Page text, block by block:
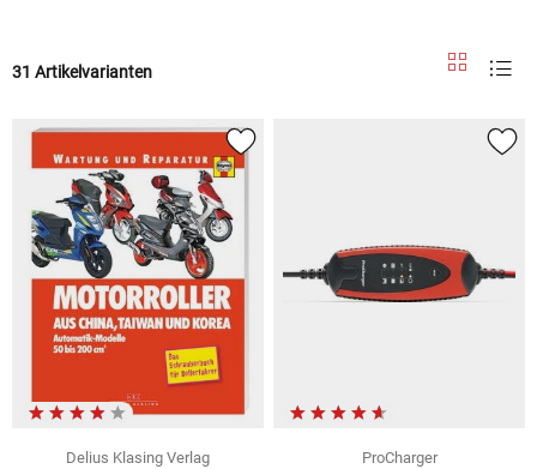
31 Artikelvarianten
Delius Klasing Verlag
ProCharger